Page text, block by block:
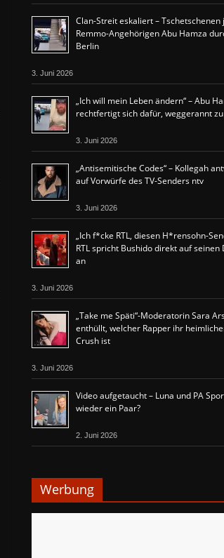
Clan-Streit eskaliert – Tschetschenen
Remmo-Angehörigen Abu Hamza
Berlin
3. Juni 2026
„Ich will mein Leben ändern“ – Abu
rechtfertigt sich dafür, weggerannt
3. Juni 2026
„Antisemitische Codes“ – Kollegah
auf Vorwürfe des TV-Senders ntv
3. Juni 2026
„Ich f*cke RTL, diesen H*rensohn-
RTL spricht Bushido direkt auf seinen
an
3. Juni 2026
„Take me Späti“-Moderatorin Sara
enthüllt, welcher Rapper ihr
Crush ist
3. Juni 2026
Video aufgetaucht – Luna und PA
wieder ein Paar?
2. Juni 2026
Werbung